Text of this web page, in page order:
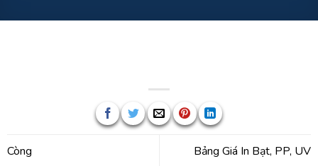
Còng Bảng Giá In Bạt, PP, UV